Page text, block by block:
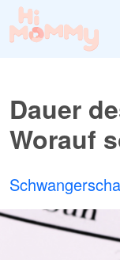
Dauer
Worauf